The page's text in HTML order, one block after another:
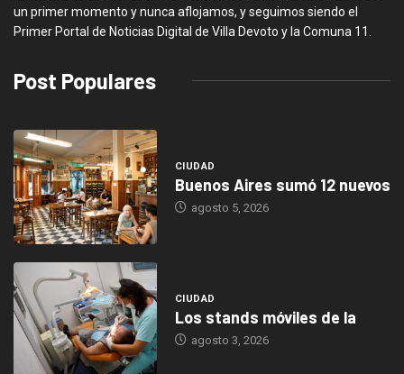
un primer momento y nunca aflojamos, y seguimos siendo el
Primer Portal de Noticias Digital de Villa Devoto y la Comuna 11.
Post Populares
CIUDAD
Buenos Aires sumó 12 nuevos
agosto 5, 2026
CIUDAD
Los stands móviles de la
agosto 3, 2026